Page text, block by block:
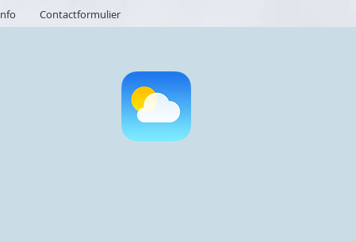
Contactformulier